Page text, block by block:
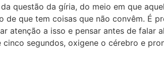
questão da gíria, do meio em que
de que tem coisas que não convêm. É
atenção a isso e pensar antes de falar
cinco segundos, oxigene o cérebro e